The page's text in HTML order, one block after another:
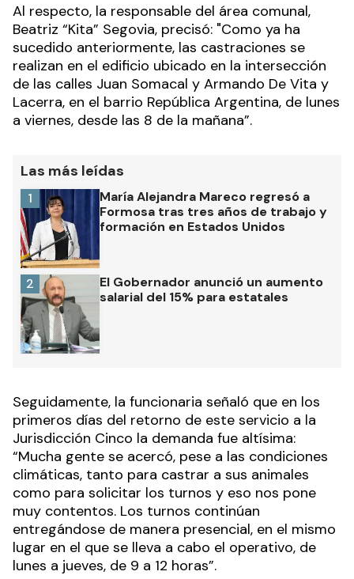
Al respecto, la responsable del área comunal,
Beatriz “Kita” Segovia, precisó: "Como ya ha
sucedido anteriormente, las castraciones se
realizan en el edificio ubicado en la intersección
de las calles Juan Somacal y Armando De Vita y
Lacerra, en el barrio República Argentina, de lunes
a viernes, desde las 8 de la mañana”.
Las más leídas
María Alejandra Mareco regresó a
Formosa tras tres años de trabajo y
formación en Estados Unidos
1
El Gobernador anunció un aumento
salarial del 15% para estatales
2
Seguidamente, la funcionaria señaló que en los
primeros días del retorno de este servicio a la
Jurisdicción Cinco la demanda fue altísima:
“Mucha gente se acercó, pese a las condiciones
climáticas, tanto para castrar a sus animales
como para solicitar los turnos y eso nos pone
muy contentos. Los turnos continúan
entregándose de manera presencial, en el mismo
lugar en el que se lleva a cabo el operativo, de
lunes a jueves, de 9 a 12 horas”.